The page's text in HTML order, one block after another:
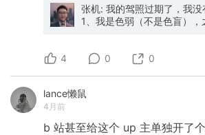
张机: 我的驾照过期了，我没有续。 3
1、我是色弱（不是色盲），
用得上开车啊。 3、我不喜欢开车。我喜欢公
告的询单，而我已经没有驾
科目一换驾照？🤣
4 0 0
lance懒鼠
4月前
b 站甚至给这个 up 主单独开了